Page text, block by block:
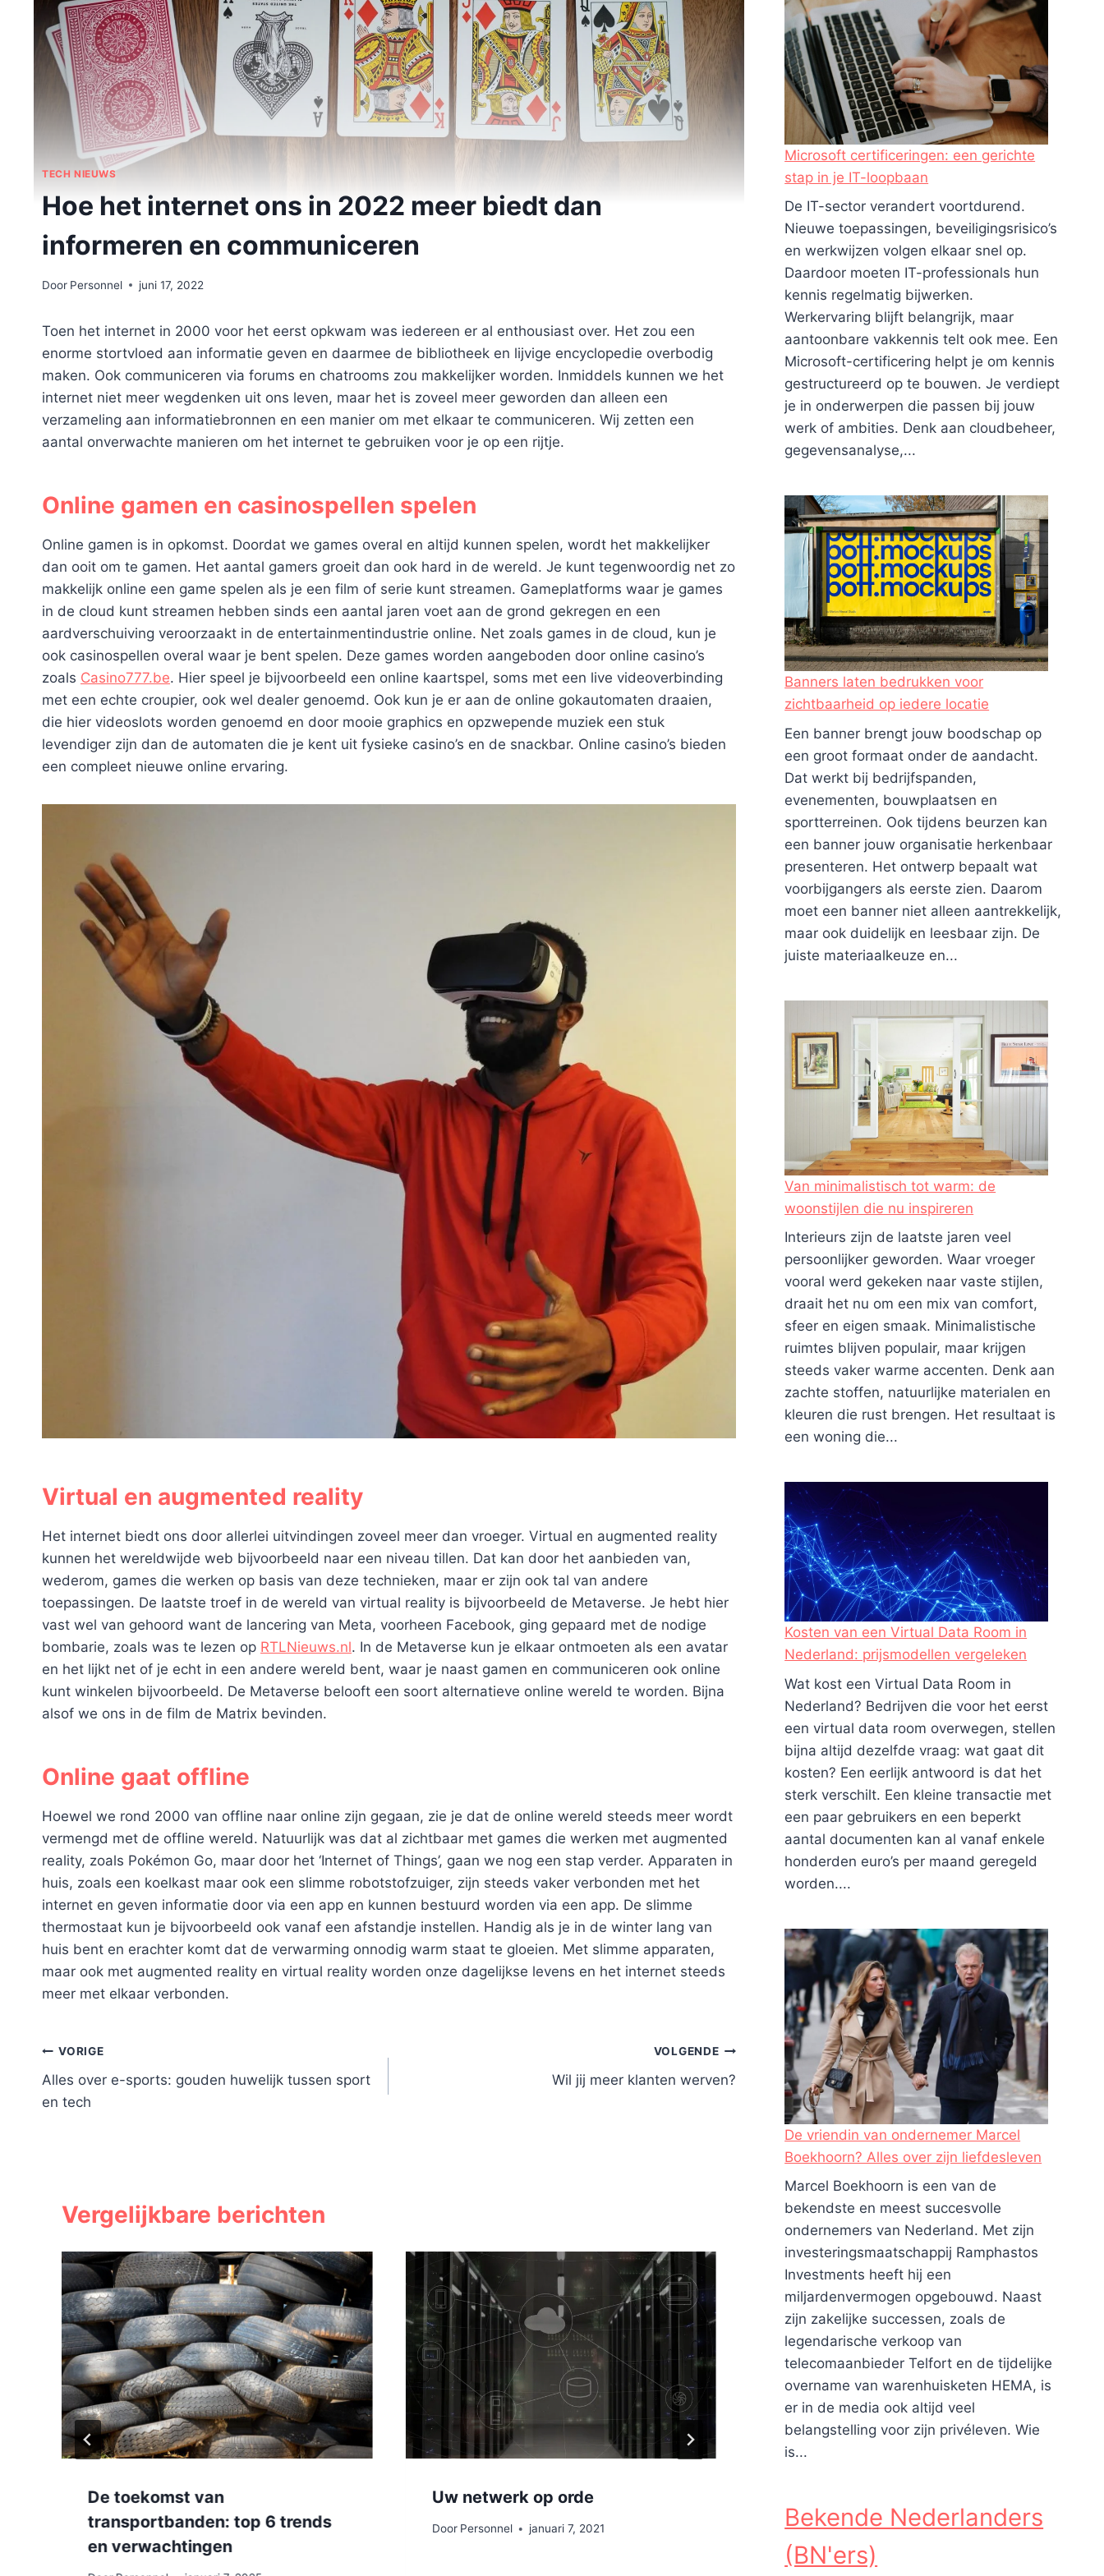
TECH NIEUWS
Hoe het internet ons in 2022 meer biedt dan
informeren en communiceren
Door Personnel juni 17, 2022
Toen het internet in 2000 voor het eerst opkwam was iedereen er al enthousiast over. Het zou een
enorme stortvloed aan informatie geven en daarmee de bibliotheek en lijvige encyclopedie overbodig
maken. Ook communiceren via forums en chatrooms zou makkelijker worden. Inmiddels kunnen we het
internet niet meer wegdenken uit ons leven, maar het is zoveel meer geworden dan alleen een
verzameling aan informatiebronnen en een manier om met elkaar te communiceren. Wij zetten een
aantal onverwachte manieren om het internet te gebruiken voor je op een rijtje.
Online gamen en casinospellen spelen
Online gamen is in opkomst. Doordat we games overal en altijd kunnen spelen, wordt het makkelijker
dan ooit om te gamen. Het aantal gamers groeit dan ook hard in de wereld. Je kunt tegenwoordig net zo
makkelijk online een game spelen als je een film of serie kunt streamen. Gameplatforms waar je games
in de cloud kunt streamen hebben sinds een aantal jaren voet aan de grond gekregen en een
aardverschuiving veroorzaakt in de entertainmentindustrie online. Net zoals games in de cloud, kun je
ook casinospellen overal waar je bent spelen. Deze games worden aangeboden door online casino’s
zoals Casino777.be. Hier speel je bijvoorbeeld een online kaartspel, soms met een live videoverbinding
met een echte croupier, ook wel dealer genoemd. Ook kun je er aan de online gokautomaten draaien,
die hier videoslots worden genoemd en door mooie graphics en opzwepende muziek een stuk
levendiger zijn dan de automaten die je kent uit fysieke casino’s en de snackbar. Online casino’s bieden
een compleet nieuwe online ervaring.
Virtual en augmented reality
Het internet biedt ons door allerlei uitvindingen zoveel meer dan vroeger. Virtual en augmented reality
kunnen het wereldwijde web bijvoorbeeld naar een niveau tillen. Dat kan door het aanbieden van,
wederom, games die werken op basis van deze technieken, maar er zijn ook tal van andere
toepassingen. De laatste troef in de wereld van virtual reality is bijvoorbeeld de Metaverse. Je hebt hier
vast wel van gehoord want de lancering van Meta, voorheen Facebook, ging gepaard met de nodige
bombarie, zoals was te lezen op RTLNieuws.nl. In de Metaverse kun je elkaar ontmoeten als een avatar
en het lijkt net of je echt in een andere wereld bent, waar je naast gamen en communiceren ook online
kunt winkelen bijvoorbeeld. De Metaverse belooft een soort alternatieve online wereld te worden. Bijna
alsof we ons in de film de Matrix bevinden.
Online gaat offline
Hoewel we rond 2000 van offline naar online zijn gegaan, zie je dat de online wereld steeds meer wordt
vermengd met de offline wereld. Natuurlijk was dat al zichtbaar met games die werken met augmented
reality, zoals Pokémon Go, maar door het ‘Internet of Things’, gaan we nog een stap verder. Apparaten in
huis, zoals een koelkast maar ook een slimme robotstofzuiger, zijn steeds vaker verbonden met het
internet en geven informatie door via een app en kunnen bestuurd worden via een app. De slimme
thermostaat kun je bijvoorbeeld ook vanaf een afstandje instellen. Handig als je in de winter lang van
huis bent en erachter komt dat de verwarming onnodig warm staat te gloeien. Met slimme apparaten,
maar ook met augmented reality en virtual reality worden onze dagelijkse levens en het internet steeds
meer met elkaar verbonden.
Bericht
navigatie
VORIGE
Alles over e-sports: gouden huwelijk tussen sport
en tech
VOLGENDE
Wil jij meer klanten werven?
Vergelijkbare berichten
De toekomst van
transportbanden: top 6 trends
en verwachtingen
Uw netwerk op orde
Door Personnel januari 7, 2021
je rekening mee houden￼
DoorErnest april 26, 2022
Microsoft certificeringen: een gerichte
stap in je IT-loopbaan
De IT-sector verandert voortdurend.
Nieuwe toepassingen, beveiligingsrisico’s
en werkwijzen volgen elkaar snel op.
Daardoor moeten IT-professionals hun
kennis regelmatig bijwerken.
Werkervaring blijft belangrijk, maar
aantoonbare vakkennis telt ook mee. Een
Microsoft-certificering helpt je om kennis
gestructureerd op te bouwen. Je verdiept
je in onderwerpen die passen bij jouw
werk of ambities. Denk aan cloudbeheer,
gegevensanalyse,...
Banners laten bedrukken voor
zichtbaarheid op iedere locatie
Een banner brengt jouw boodschap op
een groot formaat onder de aandacht.
Dat werkt bij bedrijfspanden,
evenementen, bouwplaatsen en
sportterreinen. Ook tijdens beurzen kan
een banner jouw organisatie herkenbaar
presenteren. Het ontwerp bepaalt wat
voorbijgangers als eerste zien. Daarom
moet een banner niet alleen aantrekkelijk,
maar ook duidelijk en leesbaar zijn. De
juiste materiaalkeuze en...
Van minimalistisch tot warm: de
woonstijlen die nu inspireren
Interieurs zijn de laatste jaren veel
persoonlijker geworden. Waar vroeger
vooral werd gekeken naar vaste stijlen,
draait het nu om een mix van comfort,
sfeer en eigen smaak. Minimalistische
ruimtes blijven populair, maar krijgen
steeds vaker warme accenten. Denk aan
zachte stoffen, natuurlijke materialen en
kleuren die rust brengen. Het resultaat is
een woning die...
Kosten van een Virtual Data Room in
Nederland: prijsmodellen vergeleken
Wat kost een Virtual Data Room in
Nederland? Bedrijven die voor het eerst
een virtual data room overwegen, stellen
bijna altijd dezelfde vraag: wat gaat dit
kosten? Een eerlijk antwoord is dat het
sterk verschilt. Een kleine transactie met
een paar gebruikers en een beperkt
aantal documenten kan al vanaf enkele
honderden euro’s per maand geregeld
worden....
De vriendin van ondernemer Marcel
Boekhoorn? Alles over zijn liefdesleven
Marcel Boekhoorn is een van de
bekendste en meest succesvolle
ondernemers van Nederland. Met zijn
investeringsmaatschappij Ramphastos
Investments heeft hij een
miljardenvermogen opgebouwd. Naast
zijn zakelijke successen, zoals de
legendarische verkoop van
telecomaanbieder Telfort en de tijdelijke
overname van warenhuisketen HEMA, is
er in de media ook altijd veel
belangstelling voor zijn privéleven. Wie
is...
Bekende Nederlanders
(BN'ers)